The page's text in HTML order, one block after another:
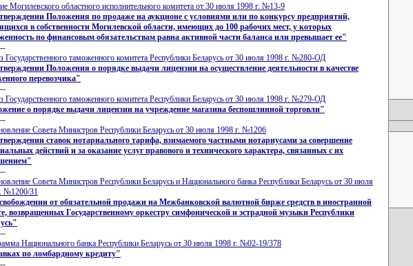
Могилевского областного исполнительного комитета от 30 июля 1998 г. №13-9
Положения по продаже на аукционе с условиями или по конкурсу предприятий,
в собственности Могилевской области, имеющих до 100 рабочих мест, у которых
по финансовым обязательствам равна активной части баланса или превышает ее"
Государственного таможенного комитета Республики Беларусь от 30 июля 1998 г. №280-ОД
Положения о порядке выдачи лицензии на осуществление деятельности в качестве
перевозчика"
Государственного таможенного комитета Республики Беларусь от 30 июля 1998 г. №279-ОД
о порядке выдачи лицензии на учреждение магазина беспошлинной торговли"
Совета Министров Республики Беларусь от 30 июля 1998 г. №1206
ставок нотариального тарифа, взимаемого частными нотариусами за совершение
действий и за оказание услуг правового и технического характера, связанных с их
Совета Министров Республики Беларусь и Национального банка Республики Беларусь от 30 июля
№1200/31
от обязательной продажи на Межбанковской валютной бирже средств в иностранной
возвращенных Государственному оркестру симфонической и эстрадной музыки Республики
Национального банка Республики Беларусь от 30 июля 1998 г. №02-19/378
по ломбардному кредиту"